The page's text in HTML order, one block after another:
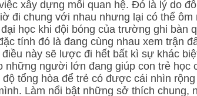
xây dựng mối quan hệ. Đó là lý do
đi chung với nhau nhưng lại có thể ôm
học khi đội bóng của trường ghi bàn
tính đó là đang cùng nhau xem trận
này sẽ lược đi hết bất kì sự khác
những người lớn đang giúp con trẻ học
tổng hòa để trẻ có được cái nhìn
Làm nổi bật những sở thích chung,